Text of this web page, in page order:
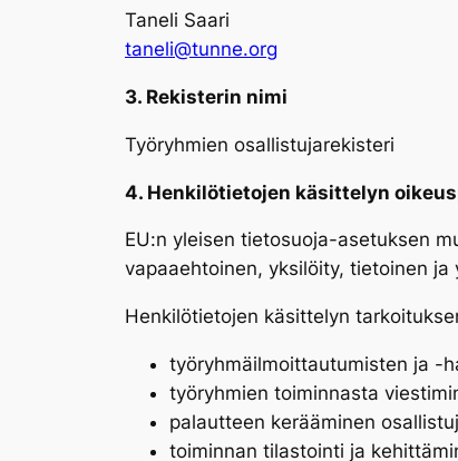
Taneli Saari
taneli@tunne.org
3. Rekisterin nimi
Työryhmien osallistujarekisteri
4. Henkilötietojen käsittelyn
EU:n yleisen tietosuoja-asetuksen
vapaaehtoinen, yksilöity, tietoinen ja
Henkilötietojen käsittelyn
työryhmäilmoittautumisten ja -
työryhmien toiminnasta
palautteen kerääminen
toiminnan tilastointi ja